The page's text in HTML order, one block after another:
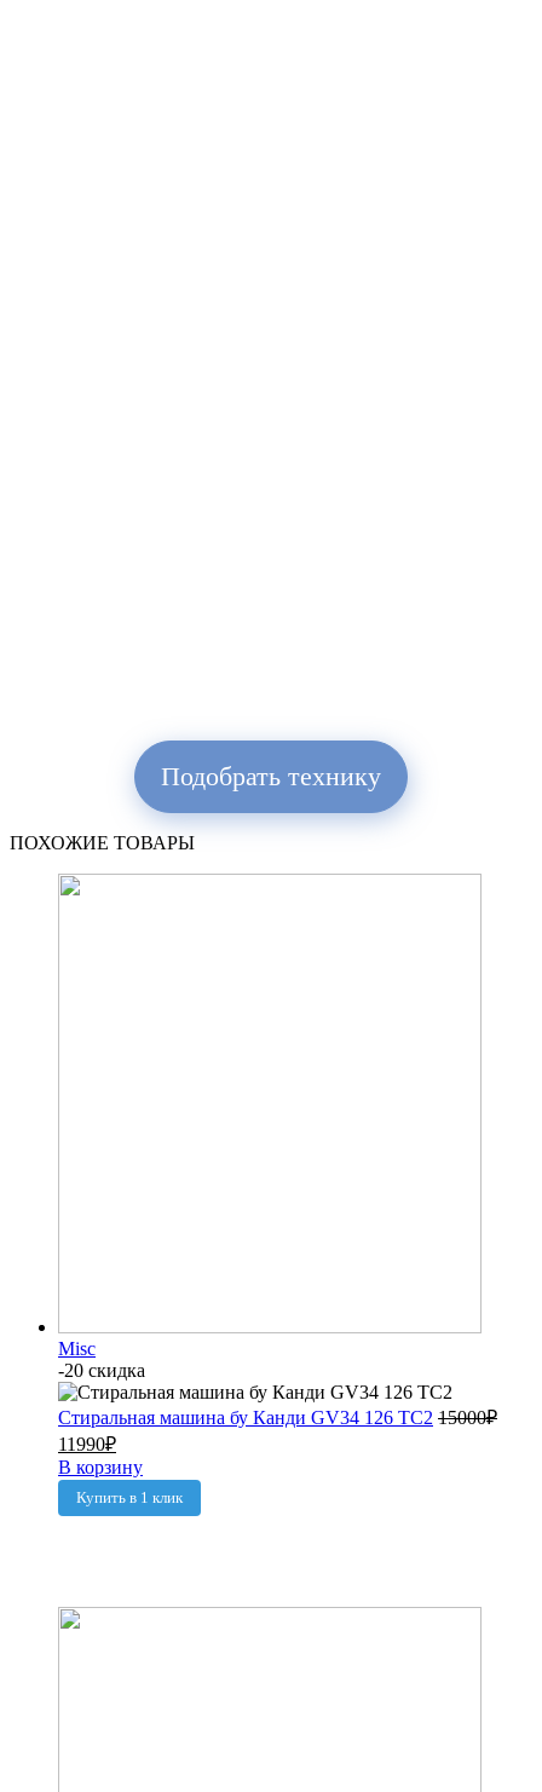
Подобрать технику
ПОХОЖИЕ ТОВАРЫ
Misc
-20 скидка
Стиральная машина бу Канди GV34 126 TC2 15000₽
11990₽
В корзину
Купить в 1 клик